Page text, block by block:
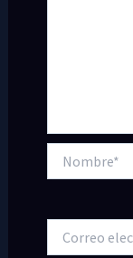
electrónico*